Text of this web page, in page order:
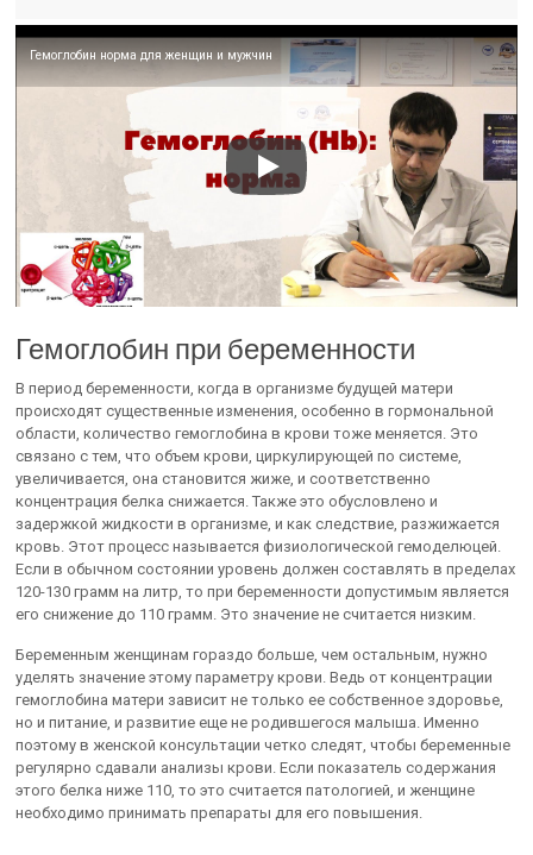
Гемоглобин норма для женщин и мужчин
Гемоглобин при беременности
В период беременности, когда в организме будущей матери
происходят существенные изменения, особенно в гормональной
области, количество гемоглобина в крови тоже меняется. Это
связано с тем, что объем крови, циркулирующей по системе,
увеличивается, она становится жиже, и соответственно
концентрация белка снижается. Также это обусловлено и
задержкой жидкости в организме, и как следствие, разжижается
кровь. Этот процесс называется физиологической гемоделюцей.
Если в обычном состоянии уровень должен составлять в пределах
120-130 грамм на литр, то при беременности допустимым является
его снижение до 110 грамм. Это значение не считается низким.
Беременным женщинам гораздо больше, чем остальным, нужно
уделять значение этому параметру крови. Ведь от концентрации
гемоглобина матери зависит не только ее собственное здоровье,
но и питание, и развитие еще не родившегося малыша. Именно
поэтому в женской консультации четко следят, чтобы беременные
регулярно сдавали анализы крови. Если показатель содержания
этого белка ниже 110, то это считается патологией, и женщине
необходимо принимать препараты для его повышения.